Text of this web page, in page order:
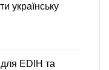
українську
EDIH та